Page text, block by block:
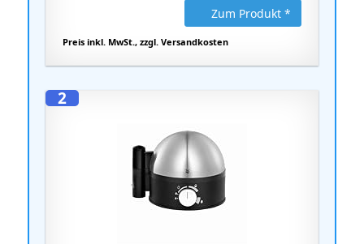
Zum Produkt *
Preis inkl. MwSt., zzgl. Versandkosten
2